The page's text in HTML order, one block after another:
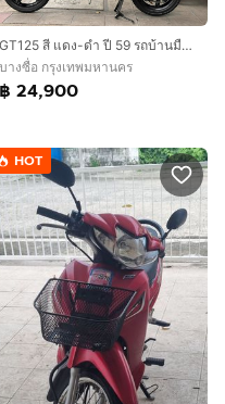
GT125 สี แดง-ดำ ปี 59 รถบ้านมือเดียวซื้อสด￼
บางซื่อ กรุงเทพมหานคร
฿ 24,900
HOT